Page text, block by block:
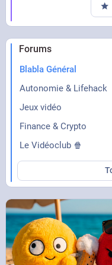
Forums
Blabla Général
Autonomie & Lifehack
Jeux vidéo
Finance & Crypto
Le Vidéoclub 🍿